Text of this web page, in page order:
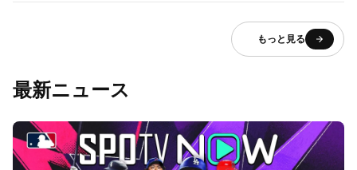
もっと見る
最新ニュース